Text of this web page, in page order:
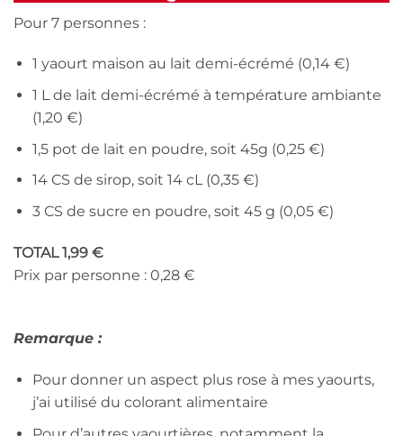
Pour 7 personnes :
1 yaourt maison au lait demi-écrémé (0,14 €)
1 L de lait demi-écrémé à température ambiante
(1,20 €)
1,5 pot de lait en poudre, soit 45g (0,25 €)
14 CS de sirop, soit 14 cL (0,35 €)
3 CS de sucre en poudre, soit 45 g (0,05 €)
TOTAL 1,99 €
Prix par personne : 0,28 €
Remarque :
Pour donner un aspect plus rose à mes yaourts,
j’ai utilisé du colorant alimentaire